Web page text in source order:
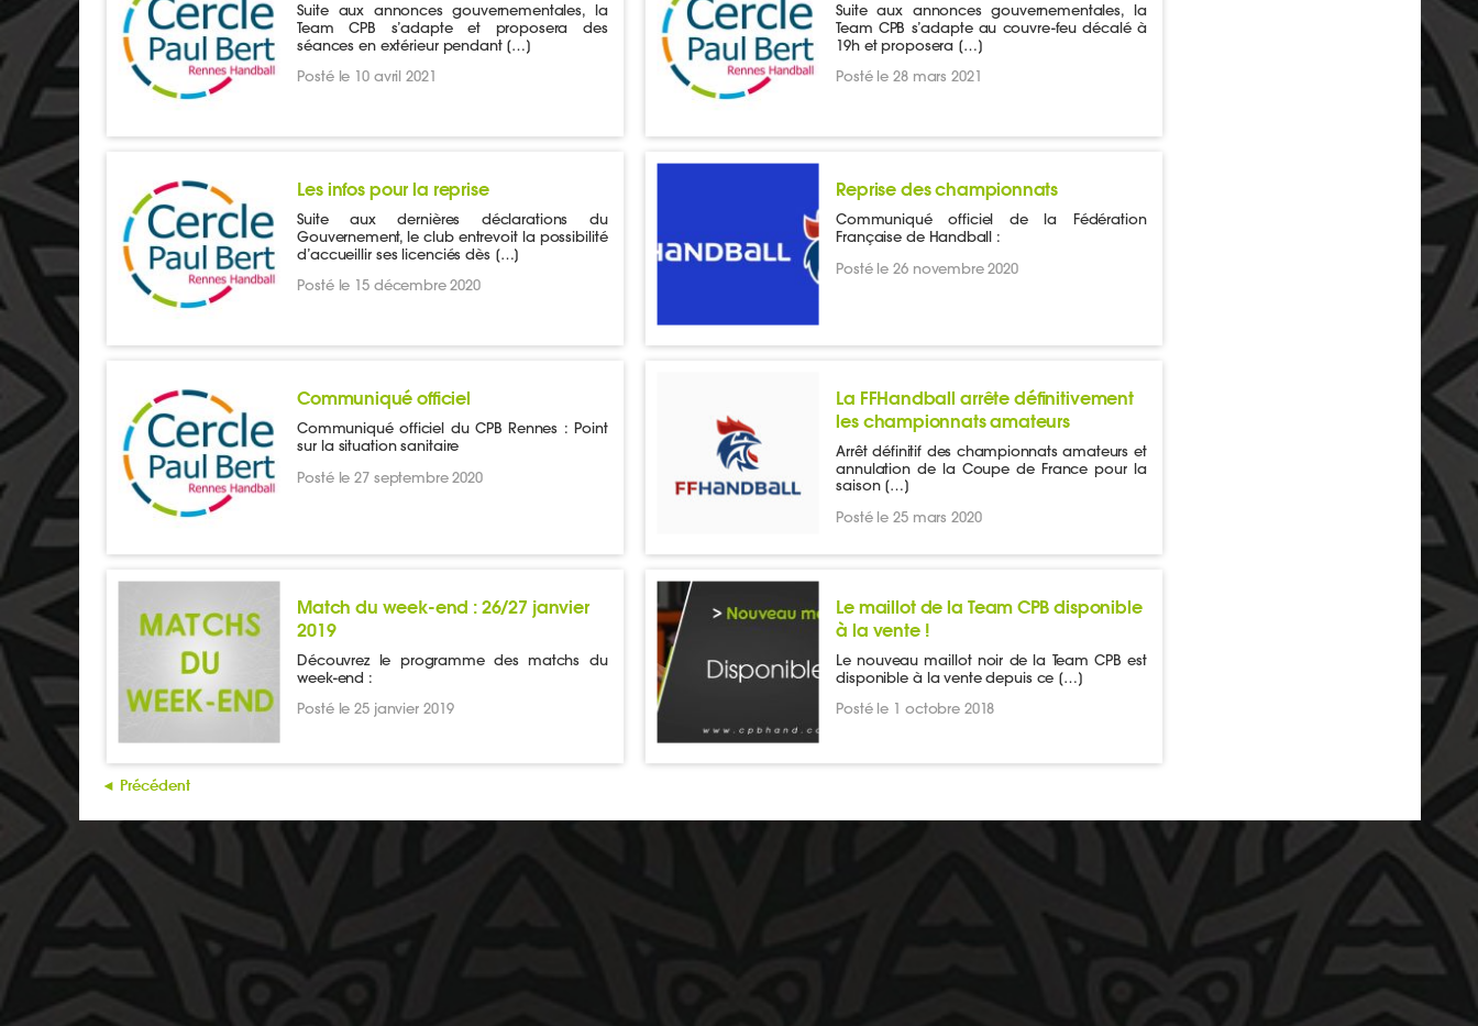
Suite aux annonces gouvernementales, la
Team CPB s’adapte et proposera des
séances en extérieur pendant […]
Posté le 10 avril 2021
Suite aux annonces gouvernementales, la
Team CPB s’adapte au couvre-feu décalé à
19h et proposera […]
Posté le 28 mars 2021
Les infos pour la reprise
Suite aux dernières déclarations du
Gouvernement, le club entrevoit la possibilité
d’accueillir ses licenciés dès […]
Posté le 15 décembre 2020
Reprise des championnats
Communiqué officiel de la Fédération
Française de Handball :
Posté le 26 novembre 2020
Communiqué officiel
Communiqué officiel du CPB Rennes : Point
sur la situation sanitaire
Posté le 27 septembre 2020
La FFHandball arrête définitivement
les championnats amateurs
Arrêt définitif des championnats amateurs et
annulation de la Coupe de France pour la
saison […]
Posté le 25 mars 2020
Match du week-end : 26/27 janvier
2019
Découvrez le programme des matchs du
week-end :
Posté le 25 janvier 2019
Le maillot de la Team CPB disponible
à la vente !
Le nouveau maillot noir de la Team CPB est
disponible à la vente depuis ce […]
Posté le 1 octobre 2018
◄ Précédent